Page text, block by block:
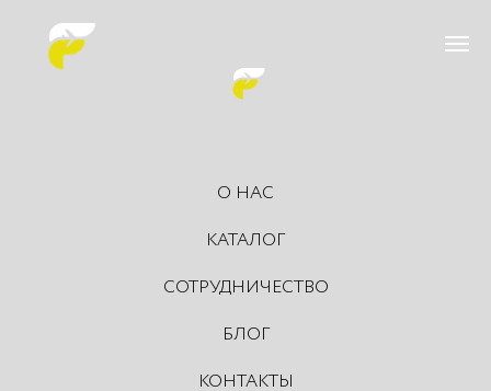
О НАС
КАТАЛОГ
СОТРУДНИЧЕСТВО
БЛОГ
КОНТАКТЫ